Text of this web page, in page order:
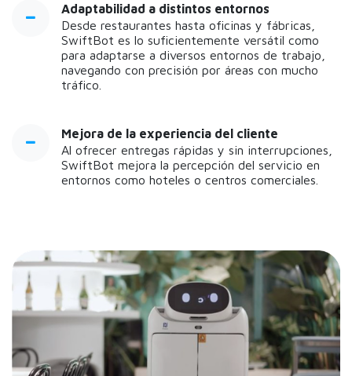
Adaptabilidad a distintos entornos
Desde restaurantes hasta oficinas y fábricas,
SwiftBot es lo suficientemente versátil como
para adaptarse a diversos entornos de trabajo,
navegando con precisión por áreas con mucho
tráfico.
Mejora de la experiencia del cliente
Al ofrecer entregas rápidas y sin interrupciones,
SwiftBot mejora la percepción del servicio en
entornos como hoteles o centros comerciales.